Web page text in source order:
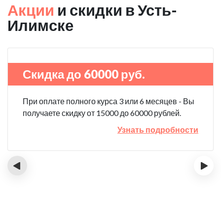
Акции и скидки в Усть-
Илимске
Скидка до 60000 руб.
При оплате полного курса 3 или 6 месяцев - Вы
получаете скидку от 15000 до 60000 рублей.
Узнать подробности
‹ ›